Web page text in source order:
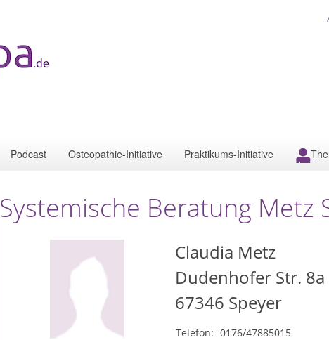
Podcast Osteopathie-Initiative Praktikums-Initiative
Systemische Beratung Metz
Claudia Metz
Dudenhofer Str. 8a
67346 Speyer
Telefon: 0176/47885015